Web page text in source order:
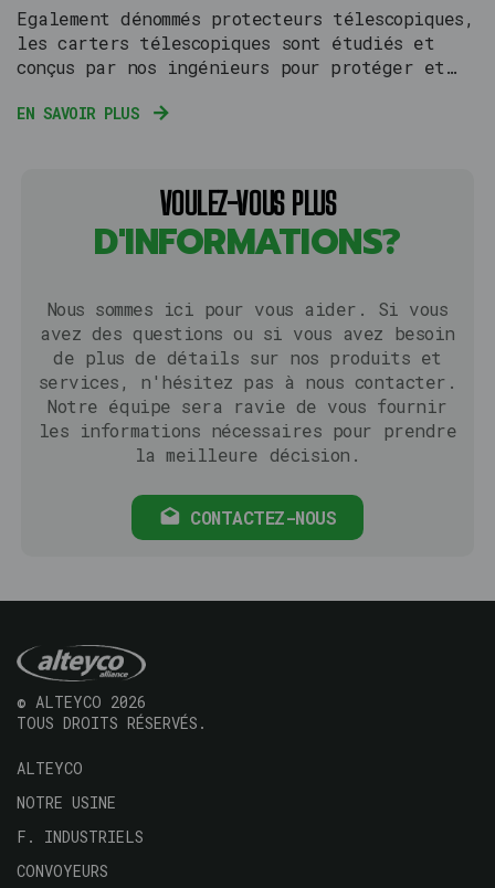
Egalement dénommés protecteurs télescopiques,
les carters télescopiques sont étudiés et
conçus par nos ingénieurs pour protéger et
qui restent à découvert et peuvent être
détériorer les pièces élémentaires de vos
EN SAVOIR PLUS
VOULEZ-VOUS PLUS
D'INFORMATIONS?
Nous sommes ici pour vous aider. Si vous
avez des questions ou si vous avez besoin
de plus de détails sur nos produits et
services, n'hésitez pas à nous contacter.
Notre équipe sera ravie de vous fournir
les informations nécessaires pour prendre
la meilleure décision.
CONTACTEZ-NOUS
© ALTEYCO 2026
TOUS DROITS RÉSERVÉS.
Navegación
principal
ALTEYCO
NOTRE USINE
F. INDUSTRIELS
CONVOYEURS